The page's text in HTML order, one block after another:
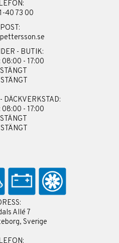
40 73 00
- BUTIK:
08:00 - 17:00
DÄCKVERKSTAD:
08:00 - 17:00
Allé 7
Sverige